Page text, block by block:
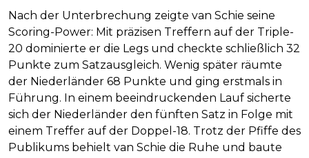
Nach der Unterbrechung zeigte van Schie seine
Scoring-Power: Mit präzisen Treffern auf der Triple-
20 dominierte er die Legs und checkte schließlich 32
Punkte zum Satzausgleich. Wenig später räumte
der Niederländer 68 Punkte und ging erstmals in
Führung. In einem beeindruckenden Lauf sicherte
sich der Niederländer den fünften Satz in Folge mit
einem Treffer auf der Doppel-18. Trotz der Pfiffe des
Publikums behielt van Schie die Ruhe und baute